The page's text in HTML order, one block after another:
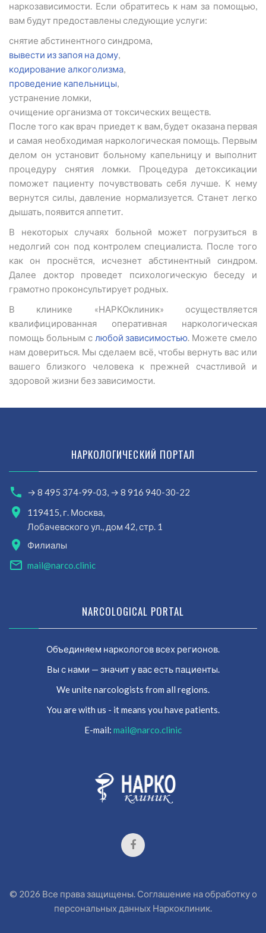
наркозависимости. Если обратитесь к нам за помощью,
вам будут предоставлены следующие услуги:
снятие абстинентного синдрома,
вывести из запоя на дому,
кодирование алкоголизма,
проведение капельницы,
устранение ломки,
очищение организма от токсических веществ.
После того как врач приедет к вам, будет оказана первая
и самая необходимая наркологическая помощь. Первым
делом он установит больному капельницу и выполнит
процедуру снятия ломки. Процедура детоксикации
поможет пациенту почувствовать себя лучше. К нему
вернутся силы, давление нормализуется. Станет легко
дышать, появится аппетит.
В некоторых случаях больной может погрузиться в
недолгий сон под контролем специалиста. После того
как он проснётся, исчезнет абстинентный синдром.
Далее доктор проведет психологическую беседу и
грамотно проконсультирует родных.
В клинике «НАРКОклиник» осуществляется
квалифицированная оперативная наркологическая
помощь больным с любой зависимостью. Можете смело
нам довериться. Мы сделаем всё, чтобы вернуть вас или
вашего близкого человека к прежней счастливой и
здоровой жизни без зависимости.
НАРКОЛОГИЧЕСКИЙ ПОРТАЛ
→ 8 495 374-99-03, → 8 916 940-30-22
119415, г. Москва,
Лобачевского ул., дом 42, стр. 1
Филиалы
mail@narco.clinic
NARCOLOGICAL PORTAL
Объединяем наркологов всех регионов.
Вы с нами — значит у вас есть пациенты.
We unite narcologists from all regions.
You are with us - it means you have patients.
E-mail: mail@narco.clinic
© 2026 Все права защищены. Соглашение на обработку о
персональных данных Наркоклиник.